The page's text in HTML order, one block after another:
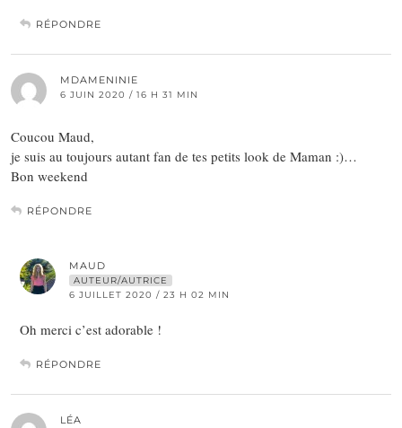
RÉPONDRE
MDAMENINIE
6 JUIN 2020 / 16 H 31 MIN
Coucou Maud,
je suis au toujours autant fan de tes petits look de Maman :)…
Bon weekend
RÉPONDRE
MAUD
AUTEUR/AUTRICE
6 JUILLET 2020 / 23 H 02 MIN
Oh merci c’est adorable !
RÉPONDRE
LÉA